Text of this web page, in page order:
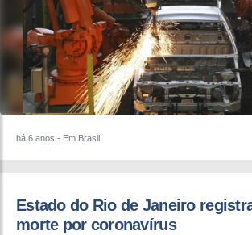
há 6 anos - Em Brasil
Estado do Rio de Janeiro
morte por coronavírus